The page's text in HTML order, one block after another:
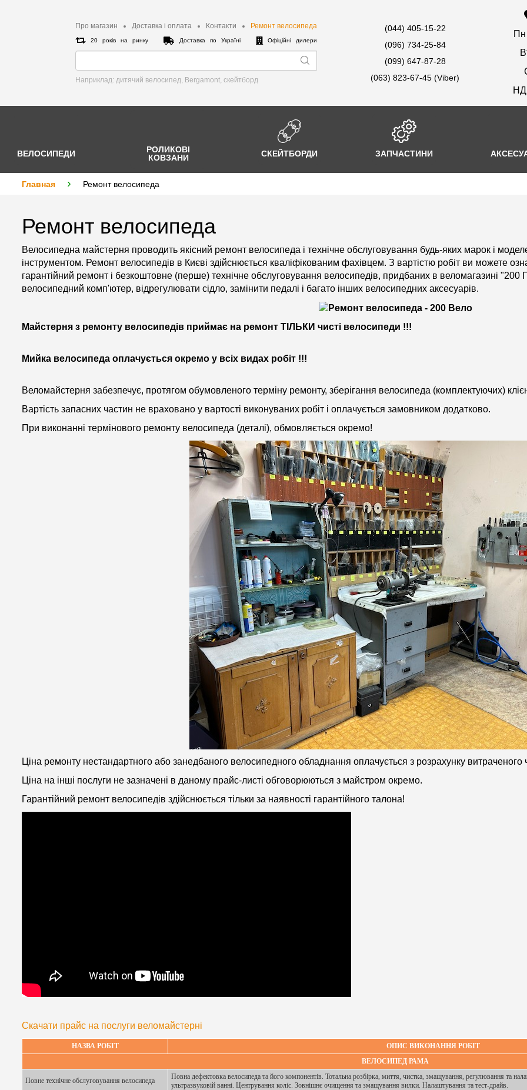
Про магазин Доставка і оплата Контакти Ремонт велосипеда
20 років на ринку Доставка по Україні Офіційні дилери
Наприклад: дитячий велосипед, Bergamont, cкейтборд
(044) 405-15-22
(096) 734-25-84
(099) 647-87-28
(063) 823-67-45 (Viber)
Пн
НД
ВЕЛОСИПЕДИ
РОЛИКОВІ
КОВЗАНИ
СКЕЙТБОРДИ ЗАПЧАСТИНИ
Главная Ремонт велосипеда
Ремонт велосипеда
Велосипедна майстерня проводить якісний ремонт велосипеда і технічне обслуговування будь-яких марок і
інструментом. Ремонт велосипедів в Києві здійснюється кваліфікованим фахівцем. З вартістю робіт ви можете
гарантійний ремонт і безкоштовне (перше) технічне обслуговування велосипедів, придбаних в веломагазині
велосипедний комп'ютер, відрегулювати сідло, замінити педалі і багато інших велосипедних аксесуарів.
Майстерня з ремонту велосипедів приймає на ремонт ТІЛЬКИ чисті велосипеди !!!
Мийка велосипеда оплачується окремо у всіх видах робіт !!!
Веломайстерня забезпечує, протягом обумовленого терміну ремонту, зберігання велосипеда (комплектуючих)
Вартість запасних частин не враховано у вартості виконуваних робіт і оплачується замовником додатково.
При виконанні термінового ремонту велосипеда (деталі), обмовляється окремо!
Ціна ремонту нестандартного або занедбаного велосипедного обладнання оплачується з розрахунку витраченого
Ціна на інші послуги не зазначені в даному прайс-листі обговорюються з майстром окремо.
Гарантійний ремонт велосипедів здійснюється тільки за наявності гарантійного талона!
Скачати прайс на послуги веломайстерні
НАЗВА РОБІТ
ОПИС ВИКОНАННЯ РОБІТ
ВЕЛОСИПЕД РАМА
Повне технічне обслуговування велосипеда
Повна дефектовка велосипеда та його компонентів. Тотальна розбірка, миття, чистка, змащування, регулювання та
ультразвуковій ванні. Центрування коліс. Зовнішнє очищення та змащування вилки. Налаштування та тест-драйв.